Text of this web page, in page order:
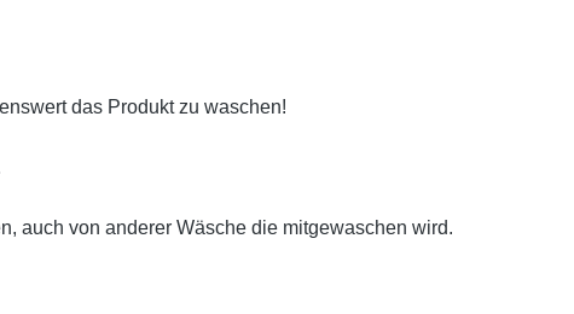
das Produkt zu waschen!
auch von anderer Wäsche die mitgewaschen wird.